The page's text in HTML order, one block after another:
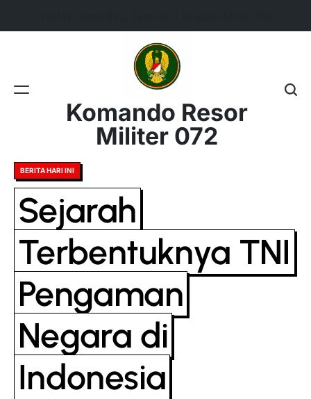
Komando Resor
Militer 072
Posted
in
BERITA HARI INI
Sejarah
Terbentuknya TNI
Pengaman
Negara di
Indonesia